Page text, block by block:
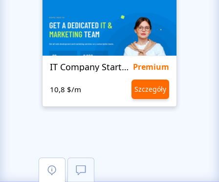
IT Company Startup Premium
10,8 $/m Szczegóły